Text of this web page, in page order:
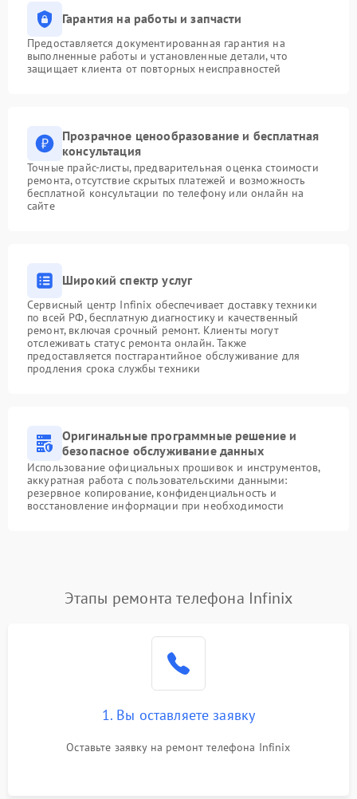
Гарантия на работы и запчасти
Предоставляется документированная гарантия на
выполненные работы и установленные детали, что
защищает клиента от повторных неисправностей
Прозрачное ценообразование и бесплатная
консультация
Точные прайс-листы, предварительная оценка стоимости
ремонта, отсутствие скрытых платежей и возможность
бесплатной консультации по телефону или онлайн на
сайте
Широкий спектр услуг
Сервисный центр Infinix обеспечивает доставку техники
по всей РФ, бесплатную диагностику и качественный
ремонт, включая срочный ремонт. Клиенты могут
отслеживать статус ремонта онлайн. Также
предоставляется постгарантийное обслуживание для
продления срока службы техники
Оригинальные программные решение и
безопасное обслуживание данных
Использование официальных прошивок и инструментов,
аккуратная работа с пользовательскими данными:
резервное копирование, конфиденциальность и
восстановление информации при необходимости
Этапы ремонта телефона Infinix
1. Вы оставляете заявку
Оставьте заявку на ремонт телефона Infinix